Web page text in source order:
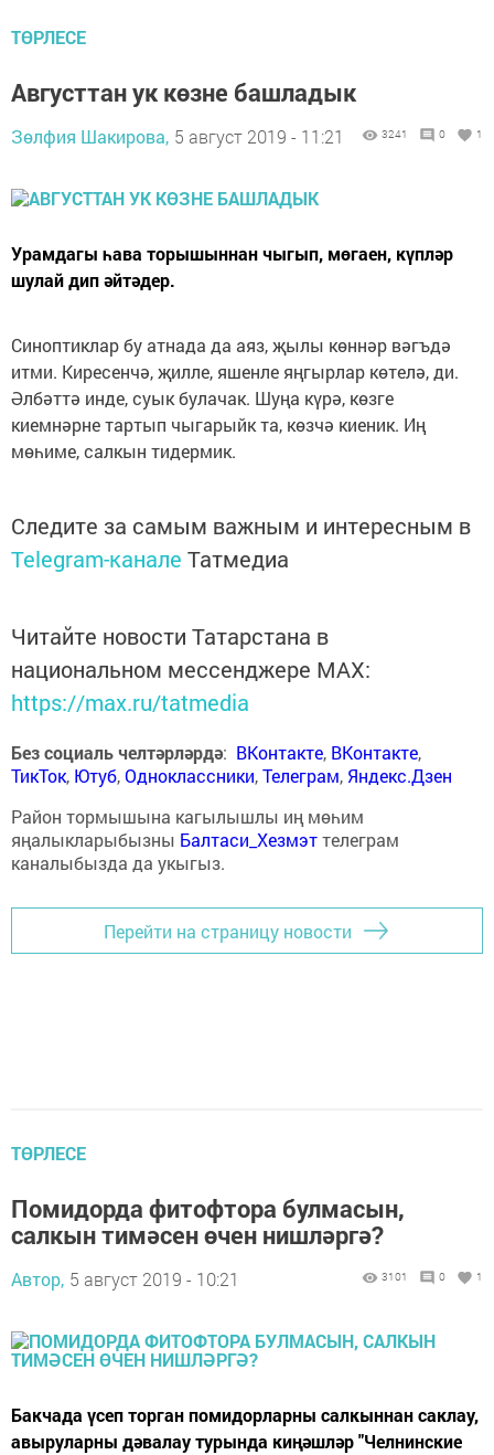
ТӨРЛЕСЕ
Августтан ук көзне башладык
Зөлфия Шакирова, 5 август 2019 - 11:21 3241 0 1
Урамдагы һава торышыннан чыгып, мөгаен, күпләр
шулай дип әйтәдер.
Синоптиклар бу атнада да аяз, җылы көннәр вәгъдә
итми. Киресенчә, җилле, яшенле яңгырлар көтелә, ди.
Әлбәттә инде, суык булачак. Шуңа күрә, көзге
киемнәрне тартып чыгарыйк та, көзчә киеник. Иң
мөһиме, салкын тидермик.
Следите за самым важным и интересным в
Telegram-канале Татмедиа
Читайте новости Татарстана в
национальном мессенджере MАХ:
https://max.ru/tatmedia
Без социаль челтәрләрдә: ВКонтакте, ВКонтакте,
ТикТок, Ютуб,Одноклассники,Телеграм, Яндекс.Дзен
Район тормышына кагылышлы иң мөһим
яңалыкларыбызны Балтаси_Хезмэттелеграм
каналыбызда да укыгыз.
Перейти на страницу новости
ТӨРЛЕСЕ
Помидорда фитофтора булмасын,
салкын тимәсен өчен нишләргә?
Автор, 5 август 2019 - 10:21 3101 0 1
Бакчада үсеп торган помидорларны салкыннан саклау,
авыруларны дәвалау турында киңәшләр "Челнинские